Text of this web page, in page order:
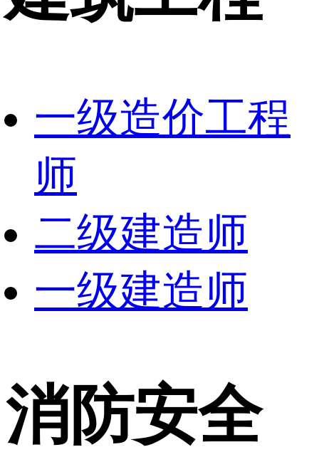
一级造价工程
师
二级建造师
一级建造师
消防安全